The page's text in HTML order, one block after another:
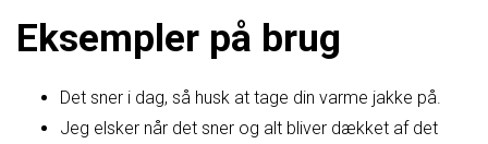
Eksempler på brug
Det sner i dag, så husk at tage din varme jakke på.
Jeg elsker når det sner og alt bliver dækket af det